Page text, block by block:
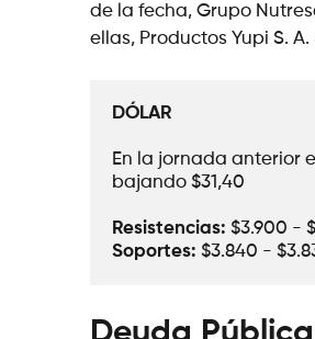
de la fecha, Grupo
ellas, Productos Yupi S. A.
DÓLAR
En la jornada anterior
bajando $31,40
Resistencias: $3.900 -
Soportes: $3.840 -